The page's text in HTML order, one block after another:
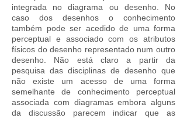
integrada no diagrama ou desenho. No
caso dos desenhos o conhecimento
também pode ser acedido de uma forma
perceptual e associado com os atributos
físicos do desenho representado num outro
desenho. Não está claro a partir da
pesquisa das disciplinas de desenho que
não existe um acesso de uma forma
semelhante de conhecimento perceptual
associada com diagramas embora alguns
da discussão parecem indicar que as